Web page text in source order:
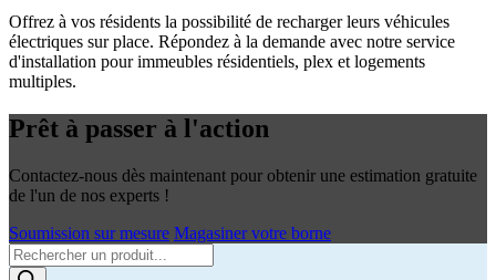
Offrez à vos résidents la possibilité de recharger leurs véhicules
électriques sur place. Répondez à la demande avec notre service
d'installation pour immeubles résidentiels, plex et logements
multiples.
Prêt à passer à l'action
Contactez-nous dès maintenant pour obtenir une estimation gratuite
de l'un de nos experts !
Soumission sur mesure Magasiner votre borne
Products
search